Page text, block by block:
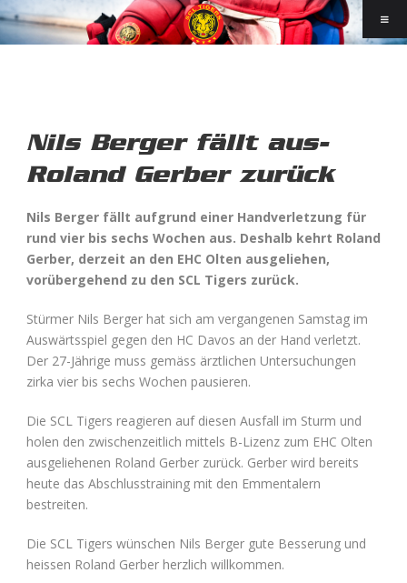
Nils Berger fällt aus-
Roland Gerber zurück
Nils Berger fällt aufgrund einer Handverletzung für
rund vier bis sechs Wochen aus. Deshalb kehrt Roland
Gerber, derzeit an den EHC Olten ausgeliehen,
vorübergehend zu den SCL Tigers zurück.
Stürmer Nils Berger hat sich am vergangenen Samstag im
Auswärtsspiel gegen den HC Davos an der Hand verletzt.
Der 27-Jährige muss gemäss ärztlichen Untersuchungen
zirka vier bis sechs Wochen pausieren.
Die SCL Tigers reagieren auf diesen Ausfall im Sturm und
holen den zwischenzeitlich mittels B-Lizenz zum EHC Olten
ausgeliehenen Roland Gerber zurück. Gerber wird bereits
heute das Abschlusstraining mit den Emmentalern
bestreiten.
Die SCL Tigers wünschen Nils Berger gute Besserung und
heissen Roland Gerber herzlich willkommen.